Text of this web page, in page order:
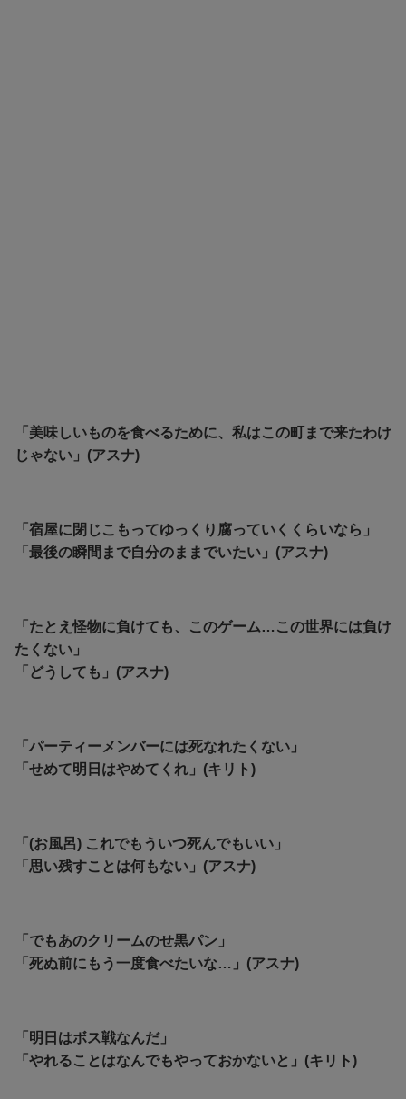
「美味しいものを食べるために、私はこの町まで来たわけ
じゃない」(アスナ)
「宿屋に閉じこもってゆっくり腐っていくくらいなら」
「最後の瞬間まで自分のままでいたい」(アスナ)
「たとえ怪物に負けても、このゲーム…この世界には負け
たくない」
「どうしても」(アスナ)
「パーティーメンバーには死なれたくない」
「せめて明日はやめてくれ」(キリト)
「(お風呂) これでもういつ死んでもいい」
「思い残すことは何もない」(アスナ)
「でもあのクリームのせ黒パン」
「死ぬ前にもう一度食べたいな…」(アスナ)
「明日はボス戦なんだ」
「やれることはなんでもやっておかないと」(キリト)